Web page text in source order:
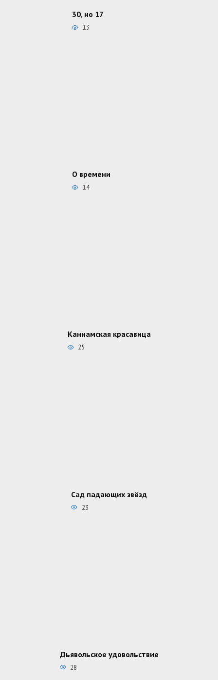
30, но 17
13
О времени
14
Каннамская красавица
25
Сад падающих звёзд
23
Дьявольское удовольствие
28